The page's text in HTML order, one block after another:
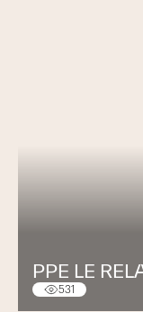
PPE LE
531